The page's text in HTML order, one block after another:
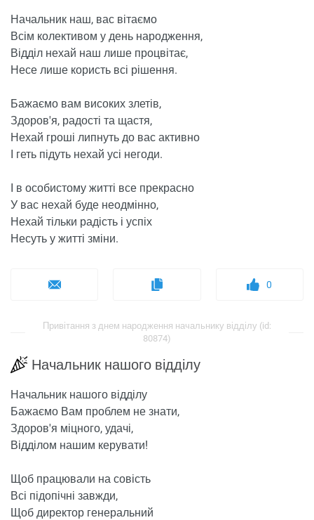
Начальник наш, вас вітаємо
Всім колективом у день народження,
Відділ нехай наш лише процвітає,
Несе лише користь всі рішення.
Бажаємо вам високих злетів,
Здоров'я, радості та щастя,
Нехай гроші липнуть до вас активно
І геть підуть нехай усі негоди.
І в особистому житті все прекрасно
У вас нехай буде неодмінно,
Нехай тільки радість і успіх
Несуть у житті зміни.
0
Привітання з днем ​​народження начальнику відділу (id:
80874)
Начальник нашого відділу
Начальник нашого відділу
Бажаємо Вам проблем не знати,
Здоров'я міцного, удачі,
Відділом нашим керувати!
Щоб працювали на совість
Всі підопічні завжди,
Щоб директор генеральний